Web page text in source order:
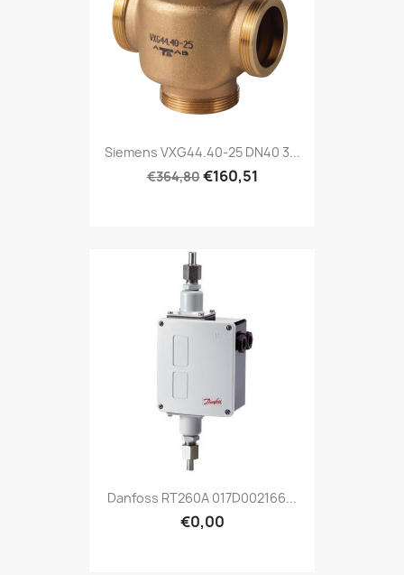
Siemens VXG44.40-25 DN40 3...
€364,80€160,51
Danfoss RT260A 017D002166...
€0,00